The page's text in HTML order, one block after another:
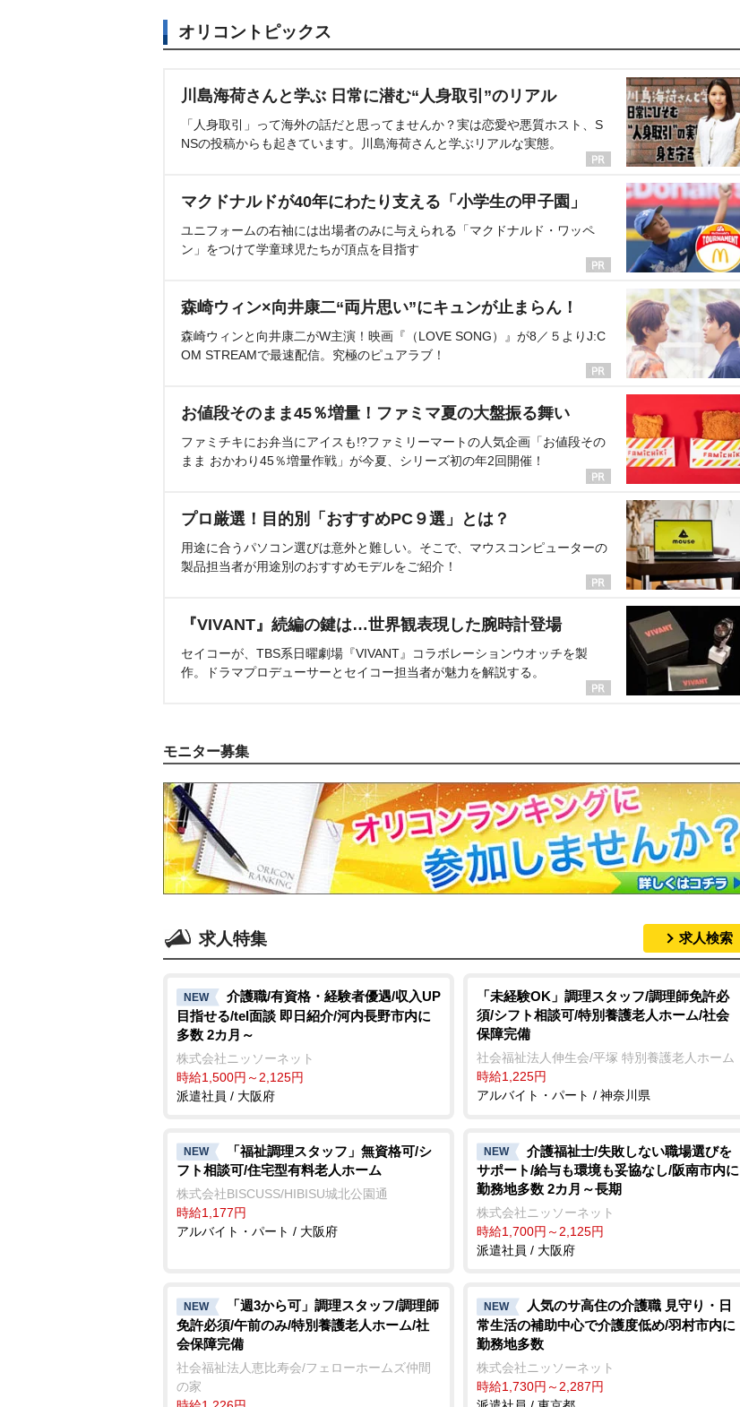
オリコントピックス
川島海荷さんと学ぶ 日常に潜む“人身取引”のリアル
「人身取引」って海外の話だと思ってませんか？実は恋愛や悪質ホスト、S
NSの投稿からも起きています。川島海荷さんと学ぶリアルな実態。
マクドナルドが40年にわたり支える「小学生の甲子園」
ユニフォームの右袖には出場者のみに与えられる「マクドナルド・ワッペ
ン」をつけて学童球児たちが頂点を目指す
森崎ウィン×向井康二“両片思い”にキュンが止まらん！
森崎ウィンと向井康二がW主演！映画『（LOVE SONG）』が8／５よりJ:C
OM STREAMで最速配信。究極のピュアラブ！
お値段そのまま45％増量！ファミマ夏の大盤振る舞い
ファミチキにお弁当にアイスも!?ファミリーマートの人気企画「お値段その
まま おかわり45％増量作戦」が今夏、シリーズ初の年2回開催！
プロ厳選！目的別「おすすめPC９選」とは？
用途に合うパソコン選びは意外と難しい。そこで、マウスコンピューターの
製品担当者が用途別のおすすめモデルをご紹介！
『VIVANT』続編の鍵は…世界観表現した腕時計登場
セイコーが、TBS系日曜劇場『VIVANT』コラボレーションウオッチを製
作。ドラマプロデューサーとセイコー担当者が魅力を解説する。
モニター募集
求人特集 求人検索
NEW
介護職/有資格・経験者優遇/収入UP
目指せる/tel面談 即日紹介/河内長野市内に
多数 2カ月～
株式会社ニッソーネット
時給1,500円～2,125円
派遣社員 / 大阪府
「未経験OK」調理スタッフ/調理師免許必
須/シフト相談可/特別養護老人ホーム/社会
保障完備
社会福祉法人伸生会/平塚 特別養護老人ホーム
時給1,225円
アルバイト・パート / 神奈川県
NEW
「福祉調理スタッフ」無資格可/シ
フト相談可/住宅型有料老人ホーム
株式会社BISCUSS/HIBISU城北公園通
時給1,177円
アルバイト・パート / 大阪府
NEW
介護福祉士/失敗しない職場選びを
サポート/給与も環境も妥協なし/阪南市内に
勤務地多数 2カ月～長期
株式会社ニッソーネット
時給1,700円～2,125円
派遣社員 / 大阪府
NEW
「週3から可」調理スタッフ/調理師
免許必須/午前のみ/特別養護老人ホーム/社
会保障完備
社会福祉法人恵比寿会/フェローホームズ仲間
の家
NEW
人気のサ高住の介護職 見守り・日
常生活の補助中心で介護度低め/羽村市内に
勤務地多数
株式会社ニッソーネット
時給1,730円～2,287円